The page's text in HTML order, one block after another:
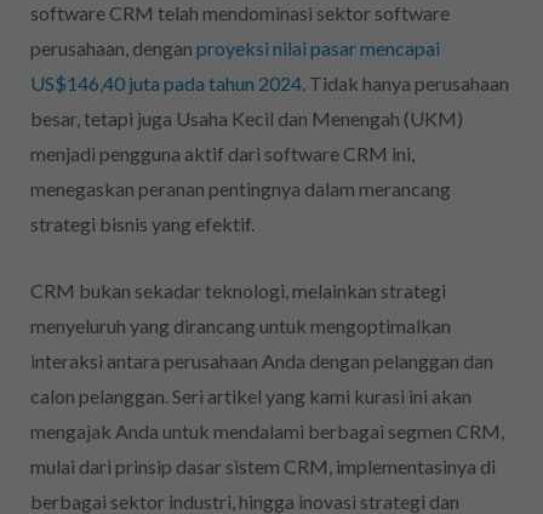
software CRM telah mendominasi sektor software
perusahaan, dengan proyeksi nilai pasar mencapai
US$146,40 juta pada tahun 2024. Tidak hanya perusahaan
besar, tetapi juga Usaha Kecil dan Menengah (UKM)
menjadi pengguna aktif dari software CRM ini,
menegaskan peranan pentingnya dalam merancang
strategi bisnis yang efektif.
CRM bukan sekadar teknologi, melainkan strategi
menyeluruh yang dirancang untuk mengoptimalkan
interaksi antara perusahaan Anda dengan pelanggan dan
calon pelanggan. Seri artikel yang kami kurasi ini akan
mengajak Anda untuk mendalami berbagai segmen CRM,
mulai dari prinsip dasar sistem CRM, implementasinya di
berbagai sektor industri, hingga inovasi strategi dan